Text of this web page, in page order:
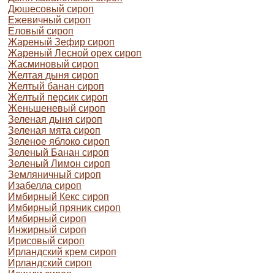
Дюшесовый сироп
Ежевичный сироп
Еловый сироп
Жареный Зефир сироп
Жареный Лесной орех сироп
Жасминовый сироп
Желтая дыня сироп
Желтый банан сироп
Желтый персик сироп
Женьшеневый сироп
Зеленая дыня сироп
Зеленая мята сироп
Зеленое яблоко сироп
Зеленый Банан сироп
Зеленый Лимон сироп
Земляничный сироп
Изабелла сироп
Имбирный Кекс сироп
Имбирный пряник сироп
Имбирный сироп
Инжирный сироп
Ирисовый сироп
Ирландский крем сироп
Ирландский сироп